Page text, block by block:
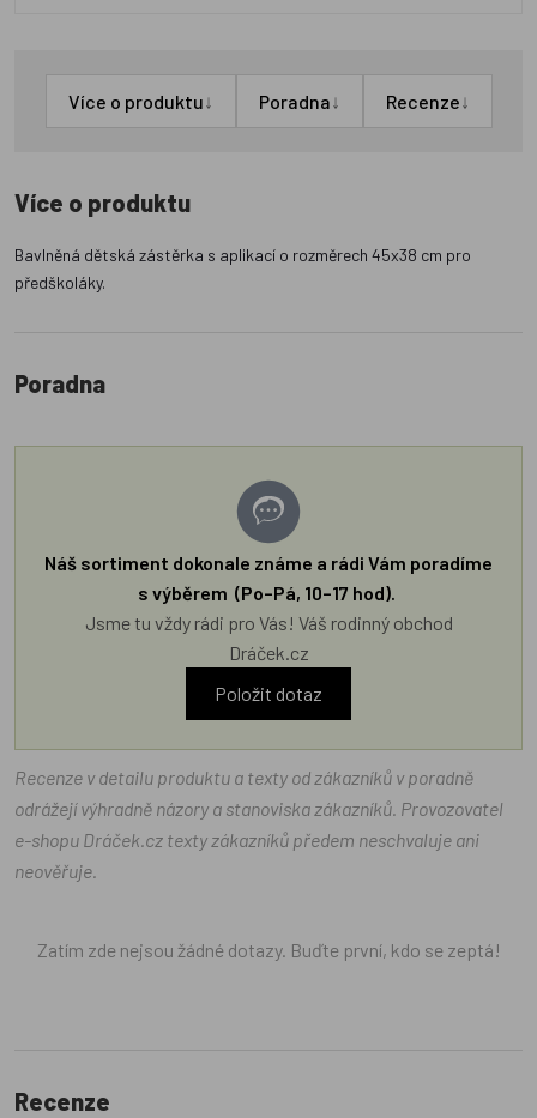
Více o produktu↓ Poradna↓ Recenze↓
Více o produktu
Bavlněná dětská zástěrka s aplikací o rozměrech 45x38 cm pro
předškoláky.
Poradna
Náš sortiment dokonale známe a rádi Vám poradíme
s výběrem (Po–Pá, 10–17 hod).
Jsme tu vždy rádi pro Vás! Váš rodinný obchod
Dráček.cz
Položit dotaz
Recenze v detailu produktu a texty od zákazníků v poradně
odrážejí výhradně názory a stanoviska zákazníků. Provozovatel
e-shopu Dráček.cz texty zákazníků předem neschvaluje ani
neověřuje.
Zatím zde nejsou žádné dotazy. Buďte první, kdo se zeptá!
Recenze